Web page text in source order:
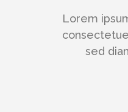
Lorem
sed